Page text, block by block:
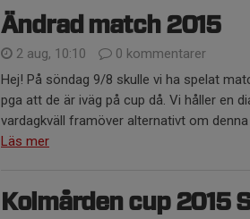
Ändrad match 2015
2 aug, 10:10
0 kommentarer
Hej! På söndag 9/8 skulle vi ha spelat
pga att de är iväg på cup då. Vi håller en
vardagkväll framöver alternativt om denna
Läs mer
Kolmården cup 2015